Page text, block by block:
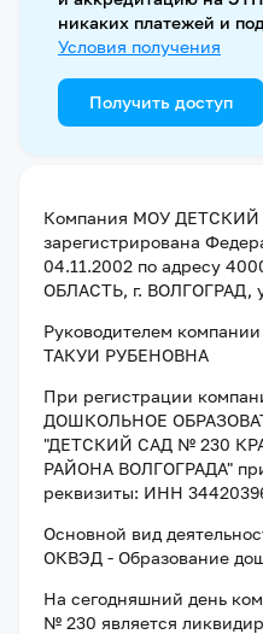
никаких платежей и
Условия получения
Получить доступ
Компания МОУ ДЕТСКИЙ
зарегистрирована
04.11.2002 по адресу
ОБЛАСТЬ, г. ВОЛГОГРАД,
Руководителем компании
ТАКУИ РУБЕНОВНА
При регистрации
ДОШКОЛЬНОЕ
"ДЕТСКИЙ САД № 230
РАЙОНА ВОЛГОГРАДА"
реквизиты: ИНН
Основной вид
ОКВЭД - Образование
На сегодняшний день
№ 230 является